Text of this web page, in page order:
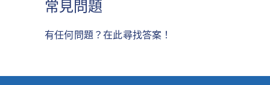
常見問題
有任何問題？在此尋找答案！